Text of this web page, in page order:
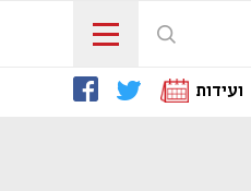
ועידות